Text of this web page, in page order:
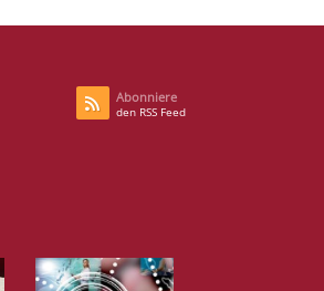
Abonniere
den RSS Feed